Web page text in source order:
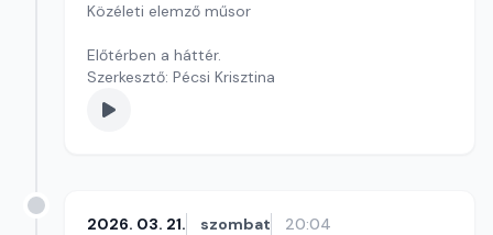
Közéleti elemző műsor
Előtérben a háttér.
Szerkesztő: Pécsi Krisztina
2026. 03. 21. szombat 20:04